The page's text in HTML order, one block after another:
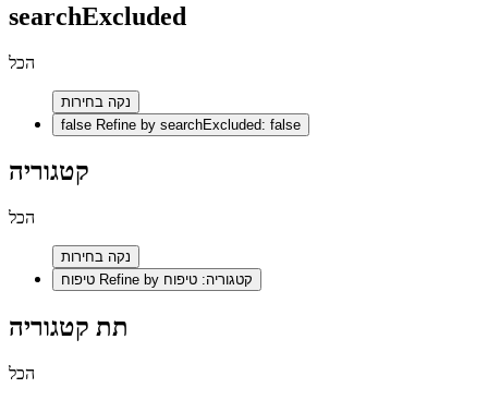
searchExcluded
הכל
נקה בחירות
false Refine by searchExcluded: false
קטגוריה
הכל
נקה בחירות
Refine by קטגוריה: טיפוח
תת קטגוריה
הכל